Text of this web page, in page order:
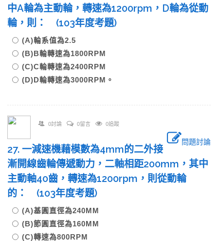
中A輪為主動輪，轉速為1200rpm，D輪為從動
輪，則： (103年度考題)
(A)輪系值為2.5
(B)B輪轉速為1800RPM
(C)C輪轉速為2400RPM
(D)D輪轉速為3000RPM。
0討論 0留言 0追蹤
問題討論
27. 一減速機藉模數為4mm的二外接
漸開線齒輪傳遞動力，二軸相距200mm，其中
主動軸40齒，轉速為1200rpm，則從動輪
的： (103年度考題)
(A)基圓直徑為240MM
(B)節圓直徑為160MM
(C)轉速為800RPM